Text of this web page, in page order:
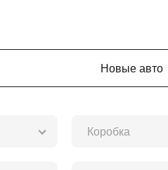
Новые авто
Коробка